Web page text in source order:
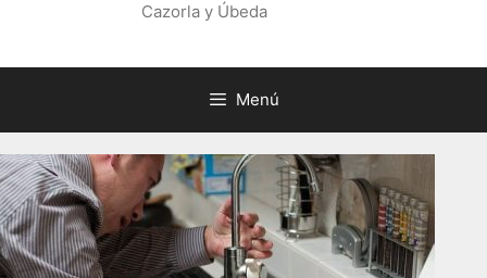
Cazorla y Úbeda
Menú